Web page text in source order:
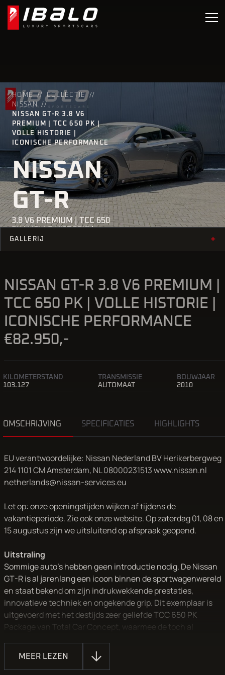
HOME
COLLECTIE
NISSAN
NISSAN GT-R 3.8 V6
PREMIUM | TCC 650 PK |
VOLLE HISTORIE |
ICONISCHE PERFORMANCE
NISSAN
GT-R
3.8 V6 PREMIUM | TCC 650
PK | VOLLE HISTORIE |
ICONISCHE PERFORMANCE
GALLERIJ +
NISSAN GT-R 3.8 V6 PREMIUM |
TCC 650 PK | VOLLE HISTORIE |
ICONISCHE PERFORMANCE
€82.950,-
KILOMETERSTAND
103.127
TRANSMISSIE
AUTOMAAT
BOUWJAAR
2010
OMSCHRIJVING SPECIFICATIES HIGHLIGHTS
EU verantwoordelijke: Nissan Nederland BV Herikerbergweg
214 1101 CM Amsterdam, NL 08000231513 www.nissan.nl
netherlands@nissan-services.eu
Let op: onze openingstijden wijken af tijdens de
vakantieperiode. Zie ook onze website. Op zaterdag 01, 08 en
15 augustus zijn we uitsluitend op afspraak geopend.
Uitstraling
Sommige auto's hebben geen introductie nodig. De Nissan
GT-R is al jarenlang een icoon binnen de sportwagenwereld
en staat bekend om zijn indrukwekkende prestaties,
innovatieve techniek en ongekende grip. Dit exemplaar is
uitgevoerd met het destijds zeer geliefde TCC 650 PK
Package van Total Car Concept, waarmee de toch al
gebracht.
Met zijn brede carrosserie, kenmerkende lijnen en tijdloze
MEER LEZEN